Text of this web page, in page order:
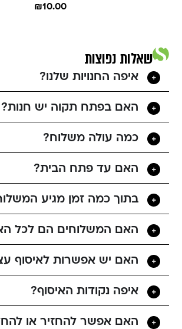
₪10.00
שאלות נפוצות
איפה החנויות שלנו?
האם בפתח תקוה יש חנות?
כמה עולה משלוח?
האם עד פתח הבית?
בתוך כמה זמן מגיע
האם המשלוחים הם לכל
האם יש אפשרות לאיסוף
איפה נקודות האיסוף?
האם אפשר להחזיר או